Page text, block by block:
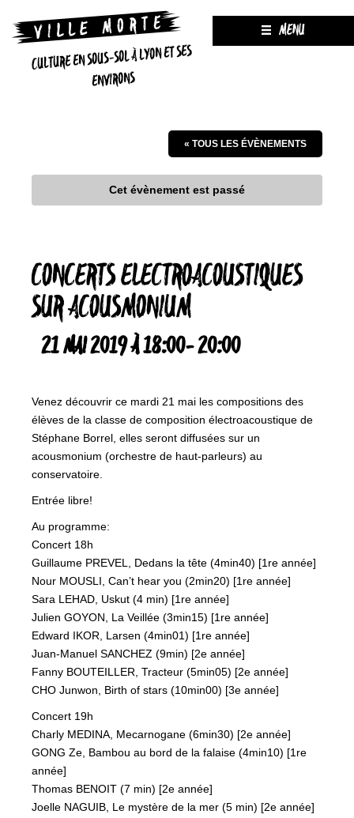
CULTURE EN SOUS-SOL À LYON ET SES
ENVIRONS
MENU
« TOUS LES ÉVÈNEMENTS
Cet évènement est passé
CONCERTS ELECTROACOUSTIQUES
SUR ACOUSMONIUM
21 MAI 2019 À 18:00-20:00
Venez découvrir ce mardi 21 mai les compositions des
élèves de la classe de composition électroacoustique de
Stéphane Borrel, elles seront diffusées sur un
acousmonium (orchestre de haut-parleurs) au
conservatoire.
Entrée libre!
Au programme:
Concert 18h
Guillaume PREVEL, Dedans la tête (4min40) [1re année]
Nour MOUSLI, Can’t hear you (2min20) [1re année]
Sara LEHAD, Uskut (4 min) [1re année]
Julien GOYON, La Veillée (3min15) [1re année]
Edward IKOR, Larsen (4min01) [1re année]
Juan-Manuel SANCHEZ (9min) [2e année]
Fanny BOUTEILLER, Tracteur (5min05) [2e année]
CHO Junwon, Birth of stars (10min00) [3e année]
Concert 19h
Charly MEDINA, Mecarnogane (6min30) [2e année]
GONG Ze, Bambou au bord de la falaise (4min10) [1re
année]
Thomas BENOIT (7 min) [2e année]
Joelle NAGUIB, Le mystère de la mer (5 min) [2e année]